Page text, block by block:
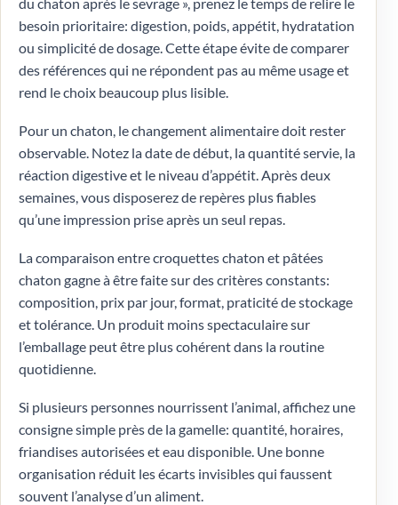
besoin prioritaire: digestion, poids, appétit, hydratation
ou simplicité de dosage. Cette étape évite de comparer
des références qui ne répondent pas au même usage et
rend le choix beaucoup plus lisible.
Pour un chaton, le changement alimentaire doit rester
observable. Notez la date de début, la quantité servie, la
réaction digestive et le niveau d’appétit. Après deux
semaines, vous disposerez de repères plus fiables
qu’une impression prise après un seul repas.
La comparaison entre croquettes chaton et pâtées
chaton gagne à être faite sur des critères constants:
composition, prix par jour, format, praticité de stockage
et tolérance. Un produit moins spectaculaire sur
l’emballage peut être plus cohérent dans la routine
quotidienne.
Si plusieurs personnes nourrissent l’animal, affichez une
consigne simple près de la gamelle: quantité, horaires,
friandises autorisées et eau disponible. Une bonne
organisation réduit les écarts invisibles qui faussent
souvent l’analyse d’un aliment.